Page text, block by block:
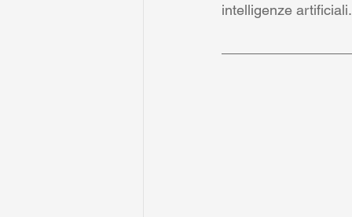
intelligenze artificiali.